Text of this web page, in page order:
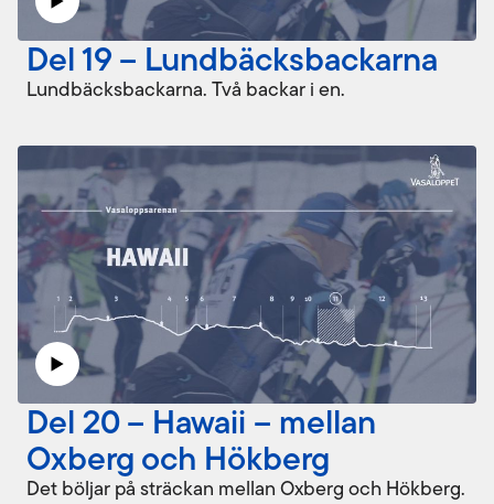
Del 19 – Lundbäcksbackarna
Lundbäcksbackarna. Två backar i en.
Del 20 – Hawaii – mellan
Oxberg och Hökberg
Det böljar på sträckan mellan Oxberg och Hökberg.